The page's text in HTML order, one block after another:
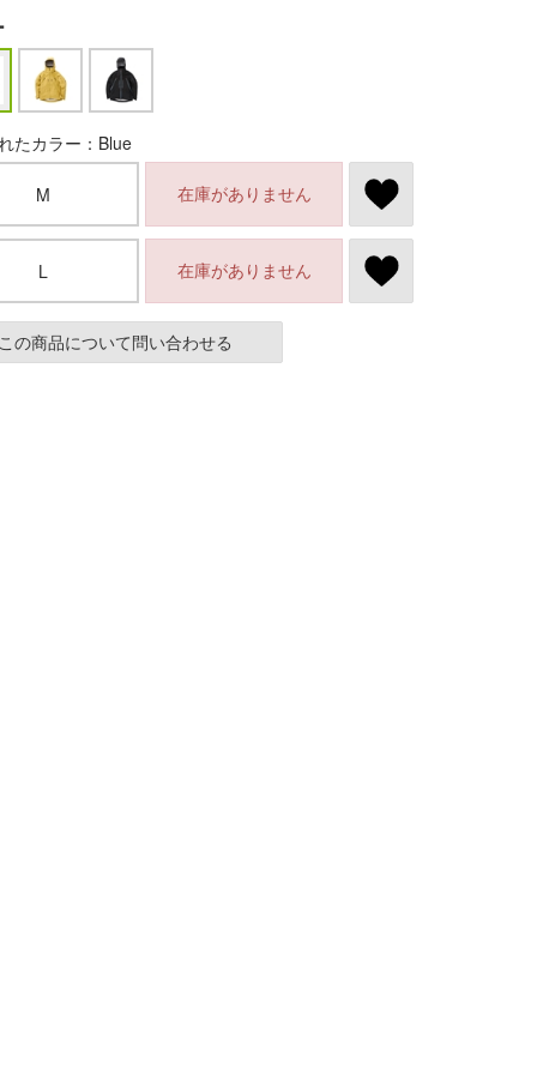
たカラー：Blue
M 在庫がありません
L 在庫がありません
の商品について問い合わせる